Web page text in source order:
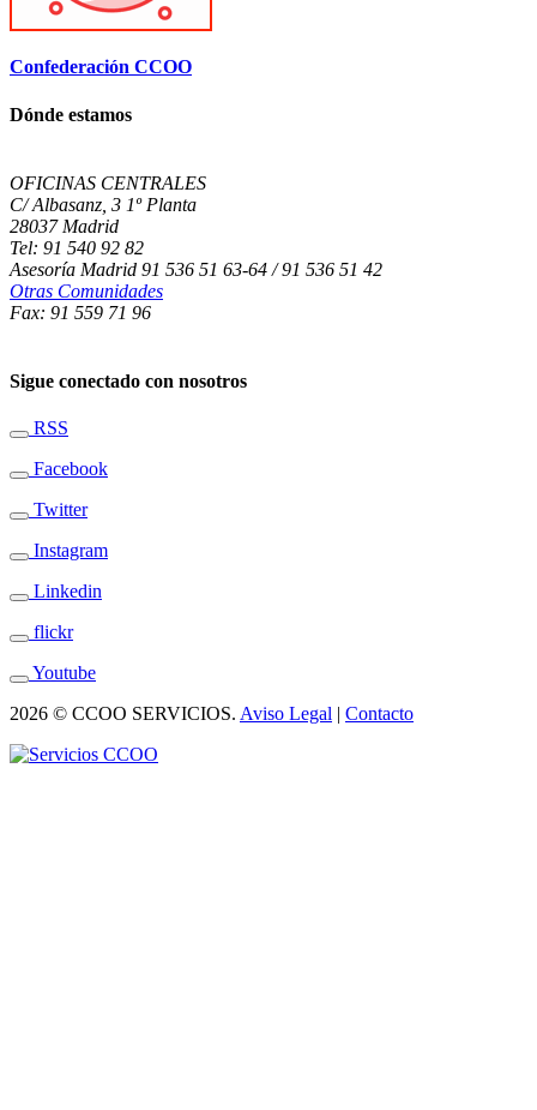
Confederación CCOO
Dónde estamos
OFICINAS CENTRALES
C/ Albasanz, 3 1º Planta
28037 Madrid
Tel: 91 540 92 82
Asesoría Madrid 91 536 51 63-64 / 91 536 51 42
Otras Comunidades
Fax: 91 559 71 96
Sigue conectado con nosotros
RSS
Facebook
Twitter
Instagram
Linkedin
flickr
Youtube
2026 © CCOO SERVICIOS. Aviso Legal | Contacto